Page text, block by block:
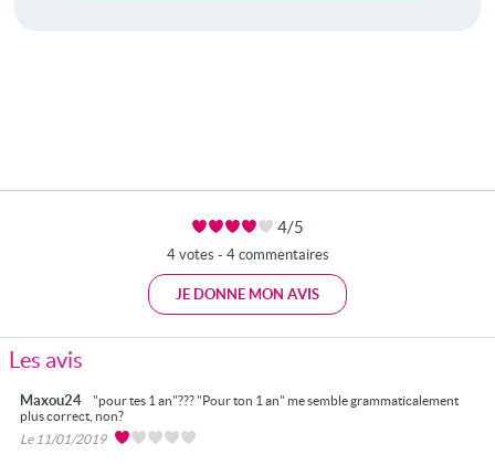
4/5
4 votes - 4 commentaires
JE DONNE MON AVIS
Les avis
Maxou24
"pour tes 1 an"??? "Pour ton 1 an" me semble grammaticalement
plus correct, non?
Le 11/01/2019